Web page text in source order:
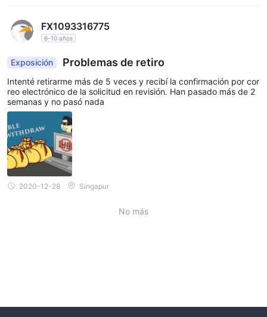
FX1093316775
6-10 años
Exposición Problemas de retiro
Intenté retirarme más de 5 veces y recibí la confirmación por cor
reo electrónico de la solicitud en revisión. Han pasado más de 2
semanas y no pasó nada
2020-12-28 Singapur
No más